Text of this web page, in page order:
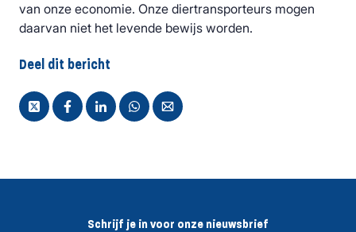
van onze economie. Onze diertransporteurs mogen
daarvan niet het levende bewijs worden.
Deel dit bericht
Schrijf je in voor onze nieuwsbrief